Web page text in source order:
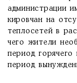
администрации
кировчан на
теплосетей в
чего жители
период
период